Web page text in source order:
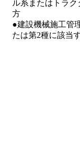
ル系またはトラ
方
●建設機械施工管
たは第2種に該当